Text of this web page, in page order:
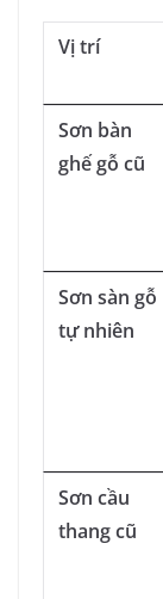
Vị trí
Sơn bàn
ghế gỗ cũ
Sơn sàn gỗ
tự nhiên
Sơn cầu
thang cũ